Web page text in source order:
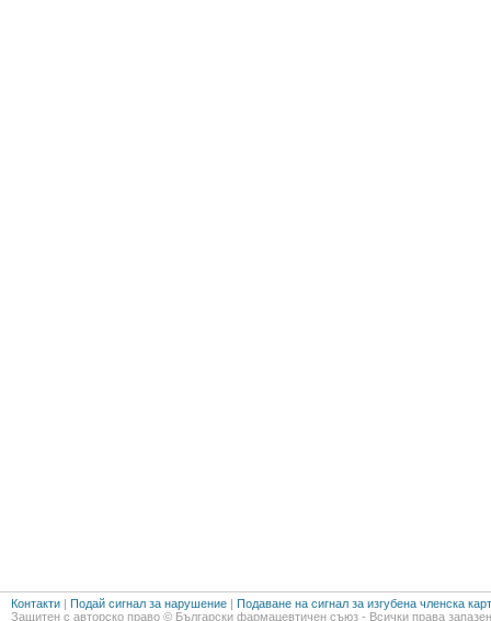
Контакти | Подай сигнал за нарушение | Подаване на сигнал за изгубена членска
Защитен с авторско право © Български фармацевтичен съюз - Всички права